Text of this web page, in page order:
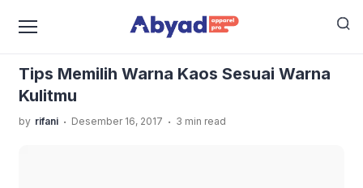
›Tips Memilih Warna Kaos
Tips Memilih Warna Kaos Sesuai Warna
Kulitmu
by rifani . Desember 16, 2017 . 3 min read